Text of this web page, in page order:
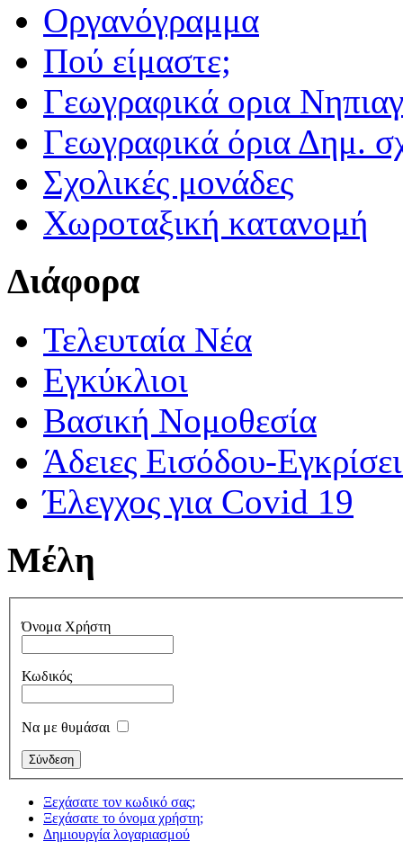
Οργανόγραμμα
Πού είμαστε;
Γεωγραφικά ορια
Γεωγραφικά όρια Δημ.
Σχολικές μονάδες
Χωροταξική κατανομή
Διάφορα
Τελευταία Νέα
Εγκύκλιοι
Βασική Νομοθεσία
Άδειες Εισόδου-
Έλεγχος για Covid 19
Μέλη
Όνομα Χρήστη
Κωδικός
Να με θυμάσαι
Ξεχάσατε τον κωδικό σας;
Ξεχάσατε το όνομα χρήστη;
Δημιουργία λογαριασμού